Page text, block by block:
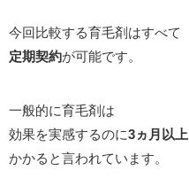
今回比較する育毛剤はすべて
定期契約が可能です。
一般的に育毛剤は
効果を実感するのに3ヵ月以上
かかると言われています。